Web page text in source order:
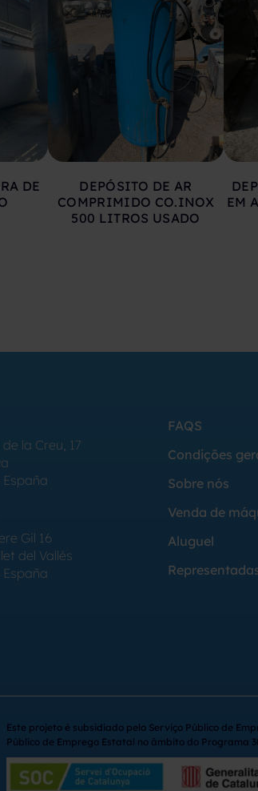
DE
DEPÓSITO DE AR
COMPRIMIDO CO.INOX
500 LITROS USADO
EM
la Creu, 17
Gil 16
del Vallés
FAQS
Condições
Sobre nós
Venda de
Aluguel
Este projeto é subsidiado pelo Serviço Público de
Público de Emprego Estatal no âmbito do Programa